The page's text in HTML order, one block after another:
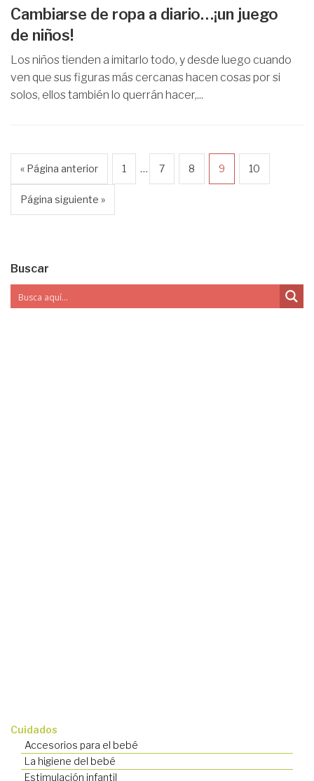
Cambiarse de ropa a diario…¡un juego
de niños!
Los niños tienden a imitarlo todo, y desde luego cuando
ven que sus figuras más cercanas hacen cosas por si
solos, ellos también lo querrán hacer,...
« Página anterior 1 … 7 8 9 10
Página siguiente »
Buscar
Cuidados
Accesorios para el bebé
La higiene del bebé
Estimulación infantil